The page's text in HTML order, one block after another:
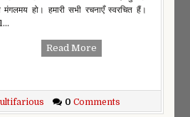
हो। हमारी सभी रचनाएँ स्वरचित हैं।
Read More
0 Comments